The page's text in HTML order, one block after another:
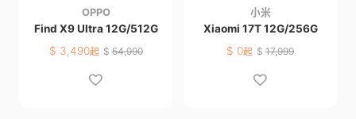
OPPO
Find X9 Ultra 12G/512G
$ 3,490起 $54,990
小米
Xiaomi 17T 12G/256G
$ 0起 $ 17,999